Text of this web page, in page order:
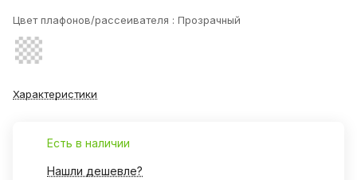
Цвет плафонов/рассеивателя : Прозрачный
Характеристики
Есть в наличии
Нашли дешевле?